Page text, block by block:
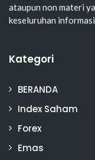
ataupun non materi
keseluruhan
Kategori
BERANDA
Index Saham
Forex
Emas